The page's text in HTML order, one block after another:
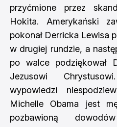
przyćmione przez
Hokita. Amerykański
pokonał Derricka Lewisa
w drugiej rundzie, a
po walce podziękował
Jezusowi
wypowiedzi
Michelle Obama jest
pozbawioną